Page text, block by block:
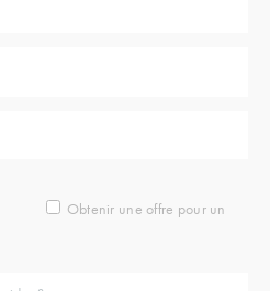
Obtenir une offre pour un